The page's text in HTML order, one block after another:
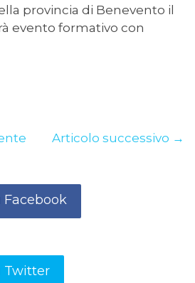
provincia di Benevento il
evento formativo con
Articolo successivo →
Facebook
Twitter